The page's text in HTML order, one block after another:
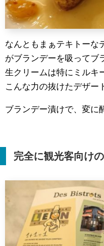
なんともまぁテキトー
がブランデーを吸ってブ
生クリームは特にミルキ
こんな力の抜けたデザー
ブランデー漬けで、変に
完全に観光客向け